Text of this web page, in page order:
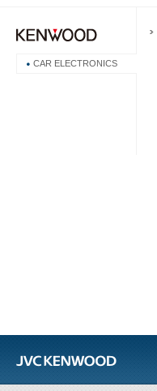
CAR ELECTRONICS